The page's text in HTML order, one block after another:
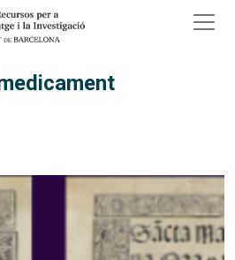
Vés al contingut